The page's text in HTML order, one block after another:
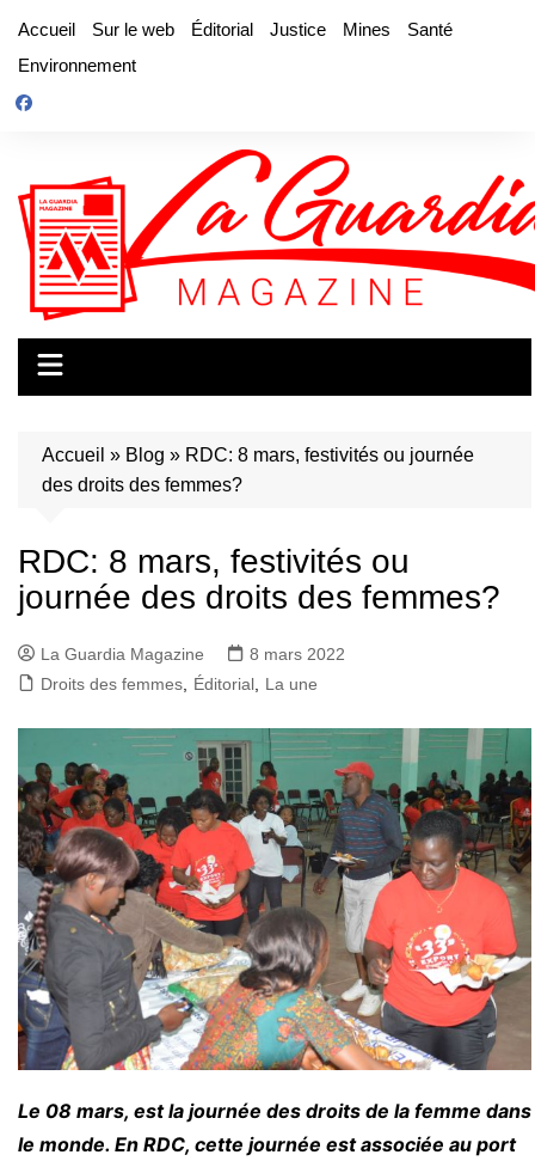
contenu
Accueil Sur le web Éditorial Justice Mines
Santé
Environnement
Accueil » Blog » RDC: 8 mars, festivités ou journée
des droits des femmes?
RDC: 8 mars, festivités ou
journée des droits des femmes?
La Guardia Magazine
8 mars 2022
Droits des femmes
Éditorial La une
Le 08 mars, est la journée des droits de la femme dans
le monde. En RDC, cette journée est associée au port